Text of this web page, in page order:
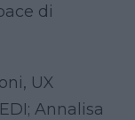
di
UX
Annalisa